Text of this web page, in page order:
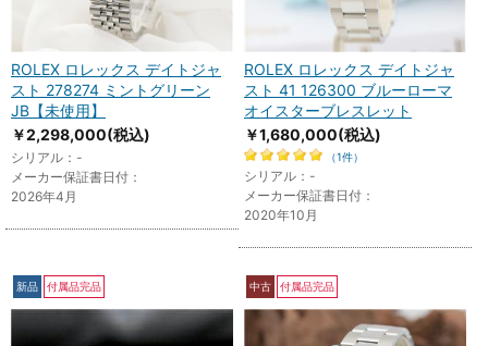
ROLEX ロレックス デイトジャ
スト 278274 ミントグリーン
JB【未使用】
￥2,298,000(税込)
シリアル：-
メーカー保証書日付：
2026年4月
ROLEX ロレックス デイトジャ
スト 41 126300 ブルーローマ
オイスターブレスレット
￥1,680,000(税込)
（1件）
シリアル：-
メーカー保証書日付：
2020年10月
新品 付属品完品 中古 付属品完品